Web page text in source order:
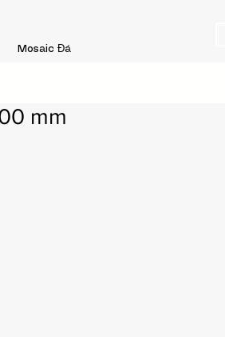
Mosaic Đá
mm